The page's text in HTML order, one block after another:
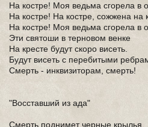
На костре! Моя ведьма сгорела в
На костре! На костре, сожжена на
На костре! Моя ведьма сгорела в
Эти святоши в терновом венке
На кресте будут скоро висеть.
Будут висеть с перебитыми
Смерть - инквизиторам, смерть!
"Восставший из ада"
Смерть поднимет черные крылья,